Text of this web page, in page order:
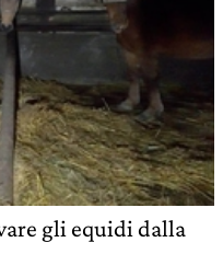
gli equidi dalla